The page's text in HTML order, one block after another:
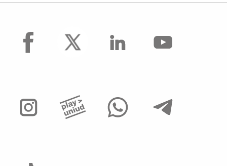
facebook